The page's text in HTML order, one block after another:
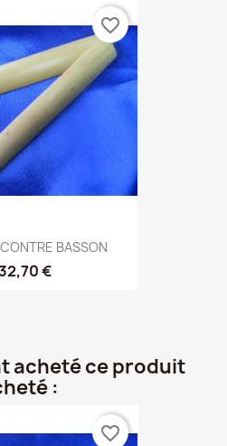
BASSON
€
favorite_border
acheté ce produit
:
favorite_border